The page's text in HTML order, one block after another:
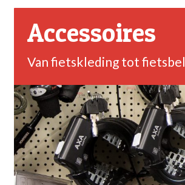
Accessoires
Van fietskleding tot fietsbel